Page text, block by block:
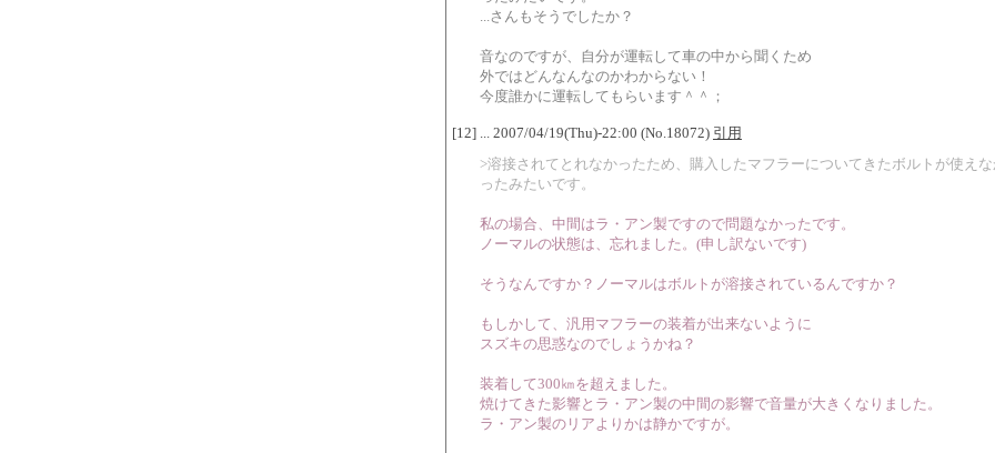
...さんもそうでしたか？
音なのですが、自分が運転して車の中から聞くため
外ではどんなんなのかわからない！
今度誰かに運転してもらいます＾＾；
[12] ... 2007/04/19(Thu)-22:00 (No.18072) 引用
>溶接されてとれなかったため、購入したマフラーについてきたボルトが使え
ったみたいです。
私の場合、中間はラ・アン製ですので問題なかったです。
ノーマルの状態は、忘れました。(申し訳ないです)
そうなんですか？ノーマルはボルトが溶接されているんですか？
もしかして、汎用マフラーの装着が出来ないように
スズキの思惑なのでしょうかね？
装着して300㎞を超えました。
焼けてきた影響とラ・アン製の中間の影響で音量が大きくなりました。
ラ・アン製のリアよりかは静かですが。